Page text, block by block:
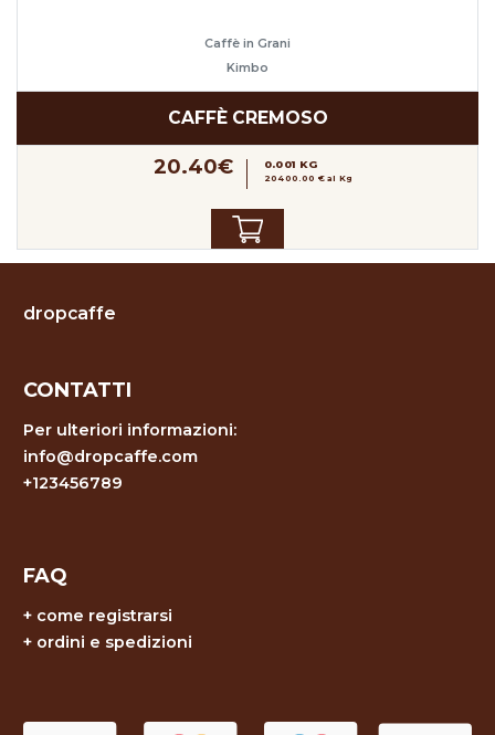
Caffè in Grani
Kimbo
CAFFÈ CREMOSO
20.40€ 0.001 KG
20400.00 € al Kg
dropcaffe
CONTATTI
Per ulteriori informazioni:
info@dropcaffe.com
+123456789
FAQ
+ come registrarsi
+ ordini e spedizioni